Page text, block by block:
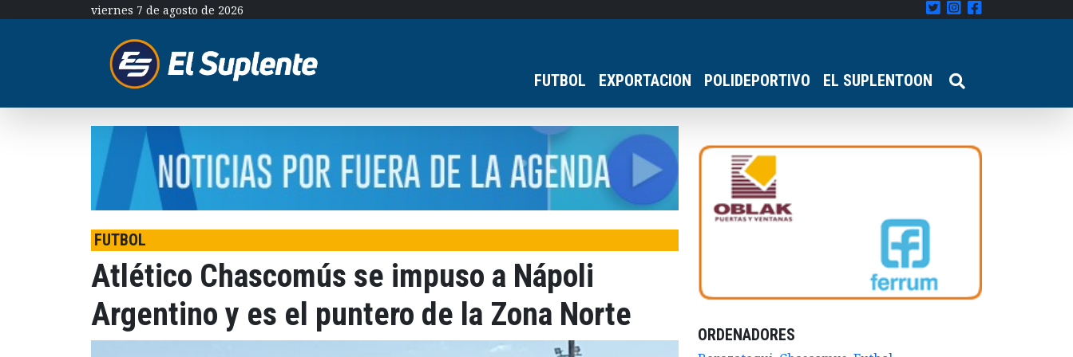
viernes 7 de agosto de 2026
FUTBOL EXPORTACION POLIDEPORTIVO EL SUPLENTOON
FUTBOL
Atlético Chascomús se impuso a Nápoli
Argentino y es el puntero de la Zona Norte
ORDENADORES